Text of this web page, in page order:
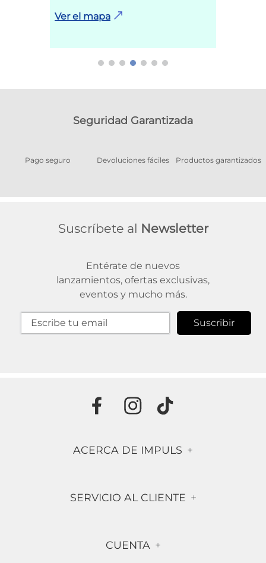
Ver el mapa
Seguridad Garantizada
Pago seguro Devoluciones fáciles Productos garantizados
Suscríbete al Newsletter
Entérate de nuevos
lanzamientos, ofertas exclusivas,
eventos y mucho más.
Suscribir
ACERCA DE IMPULS +
Contáctanos
SERVICIO AL CLIENTE +
CUENTA +